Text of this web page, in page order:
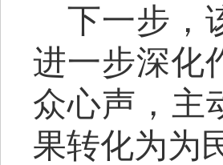
下一步，
进一步深化
众心声，主
果转化为为